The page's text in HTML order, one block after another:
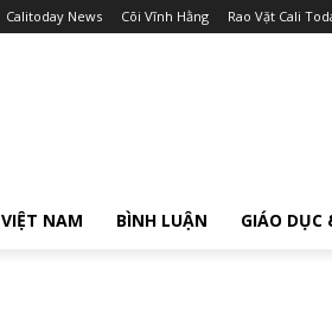
Calitoday News Cõi Vĩnh Hằng Rao Vặt Cali
VIỆT NAM BÌNH LUẬN GIÁO DỤC